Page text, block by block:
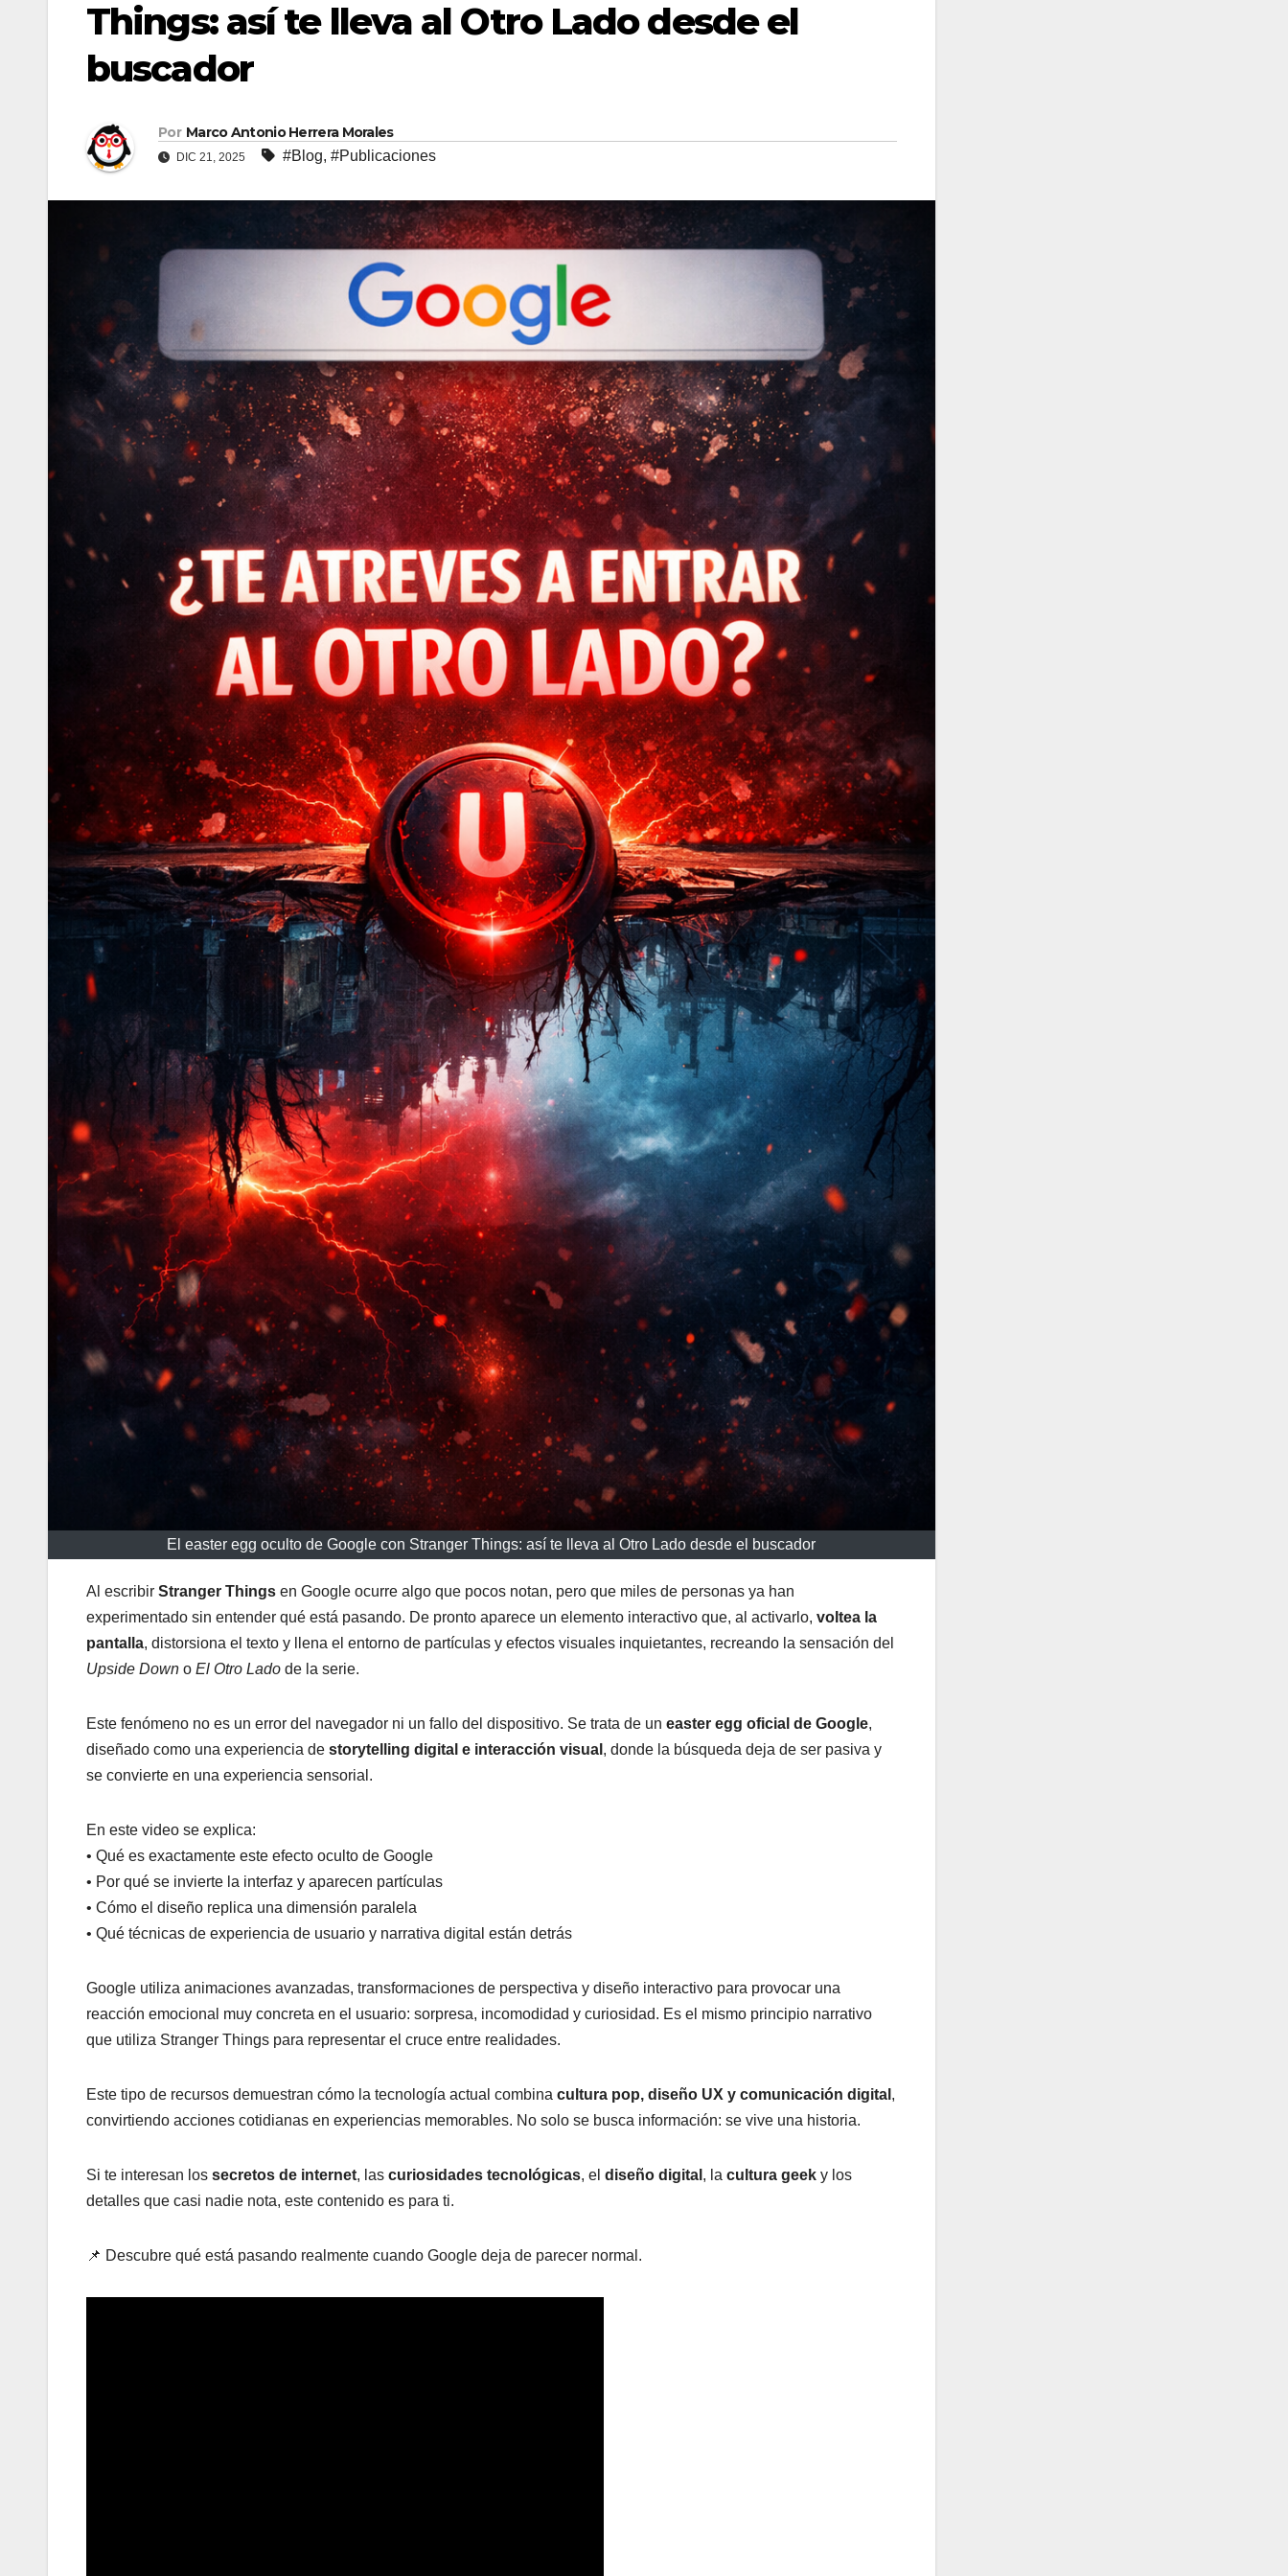
Things: así te lleva al Otro Lado desde el
buscador
Por Marco Antonio Herrera Morales
DIC 21, 2025 #Blog, #Publicaciones
El easter egg oculto de Google con Stranger Things: así te lleva al Otro Lado desde el buscador
Al escribir Stranger Things en Google ocurre algo que pocos notan, pero que miles de personas ya han
experimentado sin entender qué está pasando. De pronto aparece un elemento interactivo que, al activarlo, voltea la
pantalla, distorsiona el texto y llena el entorno de partículas y efectos visuales inquietantes, recreando la sensación del
Upside Down o El Otro Lado de la serie.
Este fenómeno no es un error del navegador ni un fallo del dispositivo. Se trata de un easter egg oficial de Google,
diseñado como una experiencia de storytelling digital e interacción visual , donde la búsqueda deja de ser pasiva y
se convierte en una experiencia sensorial.
En este video se explica:
• Qué es exactamente este efecto oculto de Google
• Por qué se invierte la interfaz y aparecen partículas
• Cómo el diseño replica una dimensión paralela
• Qué técnicas de experiencia de usuario y narrativa digital están detrás
Google utiliza animaciones avanzadas, transformaciones de perspectiva y diseño interactivo para provocar una
reacción emocional muy concreta en el usuario: sorpresa, incomodidad y curiosidad. Es el mismo principio narrativo
que utiliza Stranger Things para representar el cruce entre realidades.
Este tipo de recursos demuestran cómo la tecnología actual combina cultura pop, diseño UX y comunicación digital ,
convirtiendo acciones cotidianas en experiencias memorables. No solo se busca información: se vive una historia.
Si te interesan los secretos de internet, las curiosidades tecnológicas, el diseño digital , la cultura geek y los
detalles que casi nadie nota, este contenido es para ti.
📌 Descubre qué está pasando realmente cuando Google deja de parecer normal.